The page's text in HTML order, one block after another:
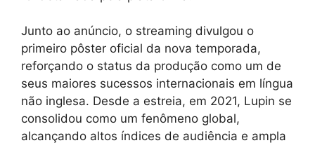
Junto ao anúncio, o streaming divulgou o
primeiro pôster oficial da nova temporada,
reforçando o status da produção como um de
seus maiores sucessos internacionais em língua
não inglesa. Desde a estreia, em 2021, Lupin se
consolidou como um fenômeno global,
alcançando altos índices de audiência e ampla